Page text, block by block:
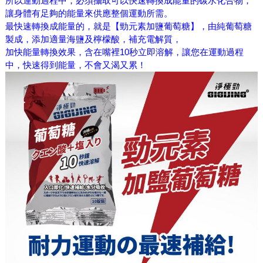
讓身體有足夠的能量來供應整個運動所需。
最快速轉換成能量的，就是【勁元素加鹽葡萄糖】，由純葡萄糖
製成，添加適量海鹽及檸檬酸，補充電解質，
加快能量轉換效果，含在嘴裡10秒立即溶解，讓您在運動過程
中，快速得到能量，不會又渴又累！